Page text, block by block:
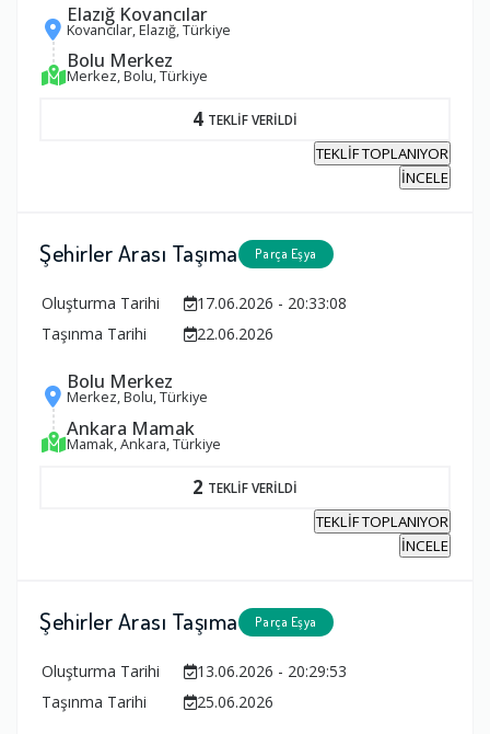
Elazığ Kovancılar
Kovancılar, Elazığ, Türkiye
Bolu Merkez
Merkez, Bolu, Türkiye
4 TEKLİF VERİLDİ
TEKLİF TOPLANIYOR
İNCELE
Şehirler Arası Taşıma Parça Eşya
Oluşturma Tarihi
17.06.2026 - 20:33:08
Taşınma Tarihi
22.06.2026
Bolu Merkez
Merkez, Bolu, Türkiye
Ankara Mamak
Mamak, Ankara, Türkiye
2 TEKLİF VERİLDİ
TEKLİF TOPLANIYOR
İNCELE
Şehirler Arası Taşıma Parça Eşya
Oluşturma Tarihi
13.06.2026 - 20:29:53
Taşınma Tarihi
25.06.2026